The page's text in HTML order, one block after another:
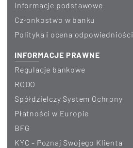
Informacje podstawowe
Członkostwo w banku
Polityka i ocena odpowiedniości
INFORMACJE PRAWNE
Regulacje bankowe
RODO
Spółdzielczy System Ochrony
Płatności w Europie
BFG
KYC - Poznaj Swojego Klienta